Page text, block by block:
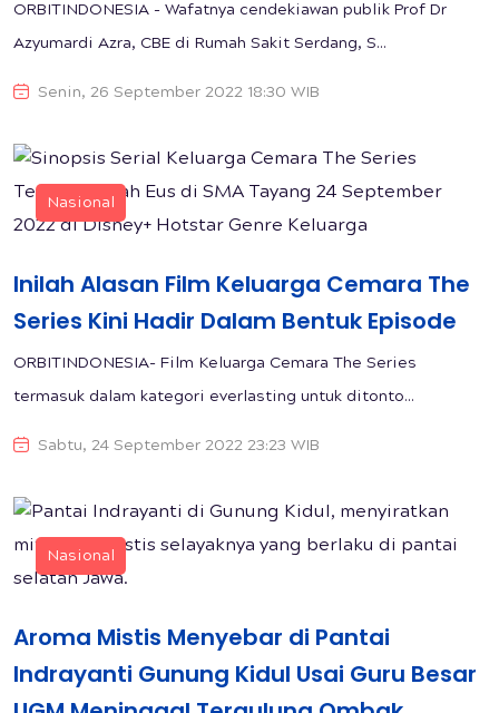
ORBITINDONESIA - Wafatnya cendekiawan publik Prof Dr
Azyumardi Azra, CBE di Rumah Sakit Serdang, S...
Senin, 26 September 2022 18:30 WIB
Nasional
Inilah Alasan Film Keluarga Cemara The
Series Kini Hadir Dalam Bentuk Episode
ORBITINDONESIA- Film Keluarga Cemara The Series
termasuk dalam kategori everlasting untuk ditonto...
Sabtu, 24 September 2022 23:23 WIB
Nasional
Aroma Mistis Menyebar di Pantai
Indrayanti Gunung Kidul Usai Guru Besar